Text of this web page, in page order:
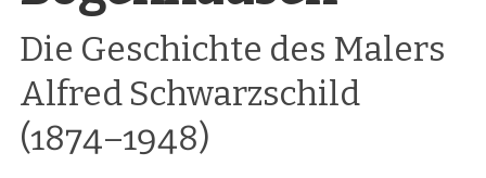
Die Geschichte des Malers
Alfred Schwarzschild
(1874–1948)